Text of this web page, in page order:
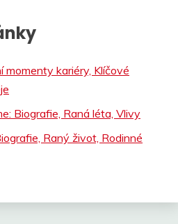
momenty kariéry, Klíčové
Biografie, Raná léta, Vlivy
Raný život, Rodinné